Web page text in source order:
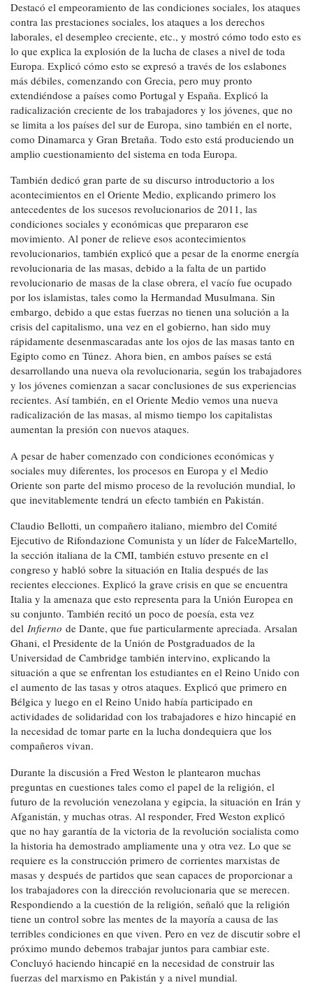
Destacó el empeoramiento de las condiciones sociales, los ataques
contra las prestaciones sociales, los ataques a los derechos
laborales, el desempleo creciente, etc., y mostró cómo todo esto es
lo que explica la explosión de la lucha de clases a nivel de toda
Europa. Explicó cómo esto se expresó a través de los eslabones
más débiles, comenzando con Grecia, pero muy pronto
extendiéndose a países como Portugal y España. Explicó la
radicalización creciente de los trabajadores y los jóvenes, que no
se limita a los países del sur de Europa, sino también en el norte,
como Dinamarca y Gran Bretaña. Todo esto está produciendo un
amplio cuestionamiento del sistema en toda Europa.
También dedicó gran parte de su discurso introductorio a los
acontecimientos en el Oriente Medio, explicando primero los
antecedentes de los sucesos revolucionarios de 2011, las
condiciones sociales y económicas que prepararon ese
movimiento. Al poner de relieve esos acontecimientos
revolucionarios, también explicó que a pesar de la enorme energía
revolucionaria de las masas, debido a la falta de un partido
revolucionario de masas de la clase obrera, el vacío fue ocupado
por los islamistas, tales como la Hermandad Musulmana. Sin
embargo, debido a que estas fuerzas no tienen una solución a la
crisis del capitalismo, una vez en el gobierno, han sido muy
rápidamente desenmascaradas ante los ojos de las masas tanto en
Egipto como en Túnez. Ahora bien, en ambos países se está
desarrollando una nueva ola revolucionaria, según los trabajadores
y los jóvenes comienzan a sacar conclusiones de sus experiencias
recientes. Así también, en el Oriente Medio vemos una nueva
radicalización de las masas, al mismo tiempo los capitalistas
aumentan la presión con nuevos ataques.
A pesar de haber comenzado con condiciones económicas y
sociales muy diferentes, los procesos en Europa y el Medio
Oriente son parte del mismo proceso de la revolución mundial, lo
que inevitablemente tendrá un efecto también en Pakistán.
Claudio Bellotti, un compañero italiano, miembro del Comité
Ejecutivo de Rifondazione Comunista y un líder de FalceMartello,
la sección italiana de la CMI, también estuvo presente en el
congreso y habló sobre la situación en Italia después de las
recientes elecciones. Explicó la grave crisis en que se encuentra
Italia y la amenaza que esto representa para la Unión Europea en
su conjunto. También recitó un poco de poesía, esta vez
del Infierno de Dante, que fue particularmente apreciada. Arsalan
Ghani, el Presidente de la Unión de Postgraduados de la
Universidad de Cambridge también intervino, explicando la
situación a que se enfrentan los estudiantes en el Reino Unido con
el aumento de las tasas y otros ataques. Explicó que primero en
Bélgica y luego en el Reino Unido había participado en
actividades de solidaridad con los trabajadores e hizo hincapié en
la necesidad de tomar parte en la lucha dondequiera que los
compañeros vivan.
Durante la discusión a Fred Weston le plantearon muchas
preguntas en cuestiones tales como el papel de la religión, el
futuro de la revolución venezolana y egipcia, la situación en Irán y
Afganistán, y muchas otras. Al responder, Fred Weston explicó
que no hay garantía de la victoria de la revolución socialista como
la historia ha demostrado ampliamente una y otra vez. Lo que se
requiere es la construcción primero de corrientes marxistas de
masas y después de partidos que sean capaces de proporcionar a
los trabajadores con la dirección revolucionaria que se merecen.
Respondiendo a la cuestión de la religión, señaló que la religión
tiene un control sobre las mentes de la mayoría a causa de las
terribles condiciones en que viven. Pero en vez de discutir sobre el
próximo mundo debemos trabajar juntos para cambiar este.
Concluyó haciendo hincapié en la necesidad de construir las
fuerzas del marxismo en Pakistán y a nivel mundial.